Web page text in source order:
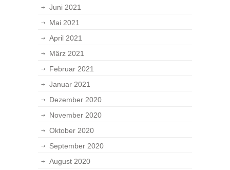
Juni 2021
Mai 2021
April 2021
März 2021
Februar 2021
Januar 2021
Dezember 2020
November 2020
Oktober 2020
September 2020
August 2020